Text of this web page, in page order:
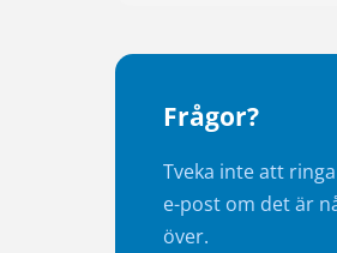
Frågor?
Tveka inte att
e-post om det är
över.